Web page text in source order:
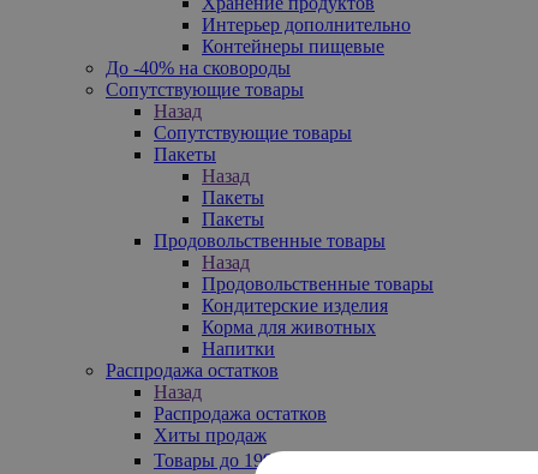
Интерьер дополнительно
Контейнеры пищевые
До -40% на сковороды
Сопутствующие товары
Назад
Сопутствующие товары
Пакеты
Назад
Пакеты
Пакеты
Продовольственные товары
Назад
Продовольственные товары
Кондитерские изделия
Корма для животных
Напитки
Распродажа остатков
Назад
Распродажа остатков
Хиты продаж
Товары до 199₽